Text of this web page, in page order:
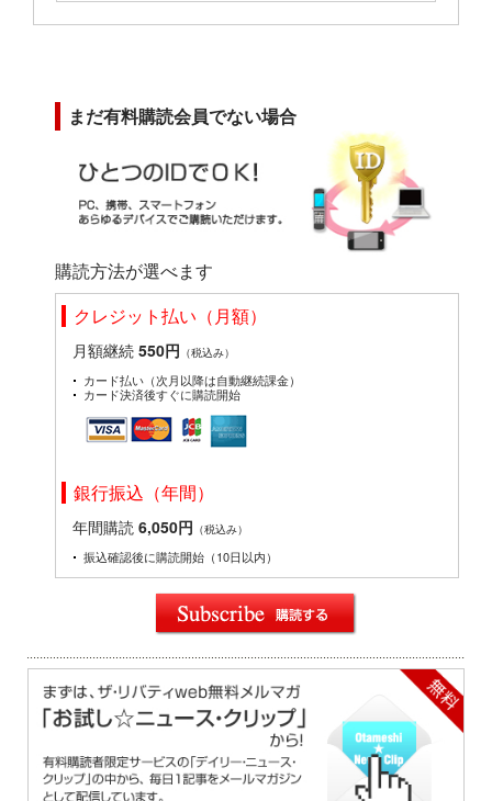
まだ有料購読会員でない場合
購読方法が選べます
クレジット払い（月額）
月額継続 550円 （税込み）
カード払い（次月以降は自動継続課金）
カード決済後すぐに購読開始
銀行振込（年間）
年間購読 6,050円 （税込み）
振込確認後に購読開始（10日以内）